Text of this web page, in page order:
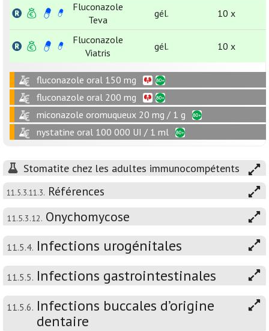
Fluconazole
Teva
gél. 10 x
Fluconazole
Viatris
gél. 10 x
fluconazole oral 150 mg
fluconazole oral 200 mg
miconazole oromuqueux 20 mg / 1 g
nystatine oral 100 000 UI / 1 ml
Stomatite chez les adultes immunocompétents
11.5.3.11.3. Références
11.5.3.12. Onychomycose
11.5.4. Infections urogénitales
11.5.5. Infections gastrointestinales
11.5.6. Infections buccales d’origine
dentaire